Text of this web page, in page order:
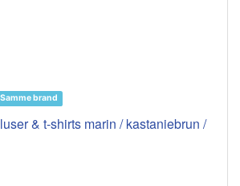
Samme brand
& t-shirts marin / kastaniebrun /